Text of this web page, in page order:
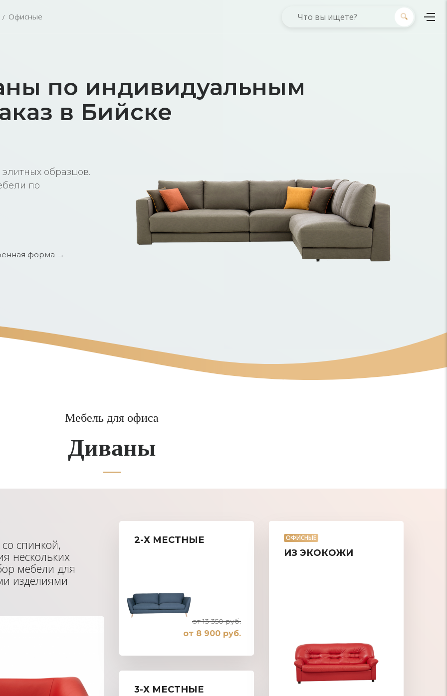
по индивидуальным
в Бийске
образцов.
по
форма →
Мебель для офиса
Диваны
спинкой,
нескольких
мебели для
изделиями
2-Х МЕСТНЫЕ
от 13 350 руб.
от 8 900 руб.
3-Х МЕСТНЫЕ
ОФИСНЫЕ
ИЗ ЭКОКОЖИ
Офисные